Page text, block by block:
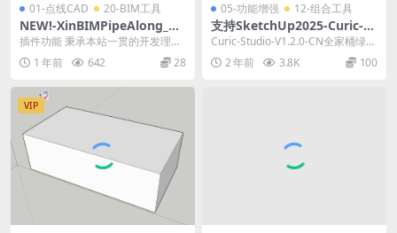
01-点线CAD 20-BIM工具
NEW!-XinBIMPipeAlong_V
1.0将线条转换为自定义管道fo
r SketchUp2025
插件功能 秉承本站一贯的开发理
念，操作极简，功能符合用户需
求。本插件可以将任意的...
1 年前 642 28
05-功能增强 12-组合工具
支持SketchUp2025-Curic-St
udio-V1.2.0-CN全家桶绿色最
新中文版
Curic-Studio-V1.2.0-CN全家桶绿色
最新中文版 插件简介 本插...
2 年前 3.8K 100
VIP